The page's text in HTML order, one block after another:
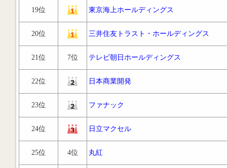
19位 東京海上ホールディングス
20位 三井住友トラスト・ホールディングス
21位 7位 テレビ朝日ホールディングス
22位 日本商業開発
23位 ファナック
24位 日立マクセル
25位 4位 丸紅